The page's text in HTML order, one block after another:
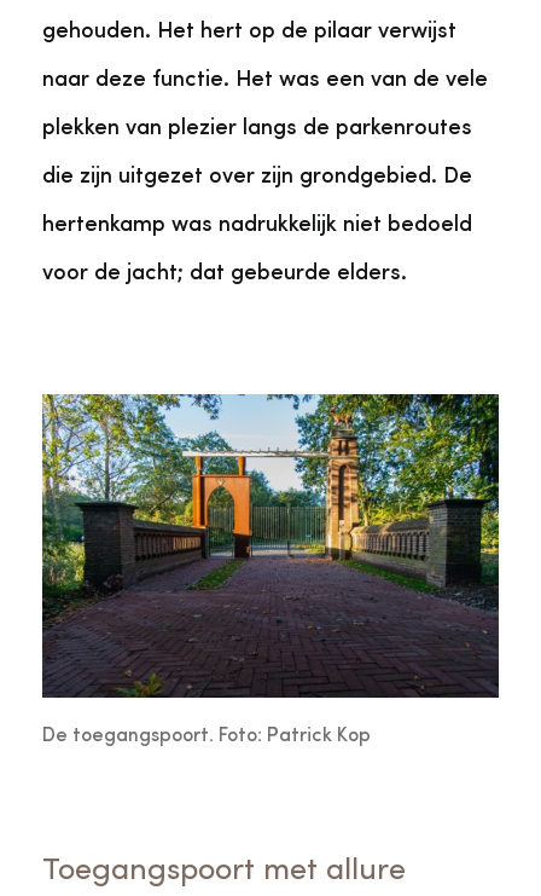
gehouden. Het hert op de pilaar verwijst
naar deze functie. Het was een van de vele
plekken van plezier langs de parkenroutes
die zijn uitgezet over zijn grondgebied. De
hertenkamp was nadrukkelijk niet bedoeld
voor de jacht; dat gebeurde elders.
De toegangspoort. Foto: Patrick Kop
Toegangspoort met allure